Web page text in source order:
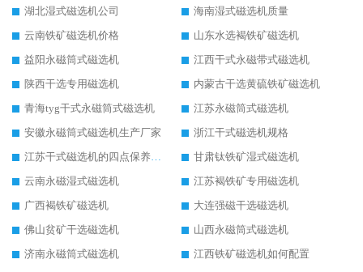
湖北湿式磁选机公司
海南湿式磁选机质量
云南铁矿磁选机价格
山东水选褐铁矿磁选机
益阳永磁筒式磁选机
江西干式永磁带式磁选机
陕西干选专用磁选机
内蒙古干选黄硫铁矿磁选机
青海tyg干式永磁筒式磁选机
江苏永磁筒式磁选机
安徽永磁筒式磁选机生产厂家
浙江干式磁选机规格
江苏干式磁选机的四点保养秘籍
甘肃钛铁矿湿式磁选机
云南永磁湿式磁选机
江苏褐铁矿专用磁选机
广西褐铁矿磁选机
大连强磁干选磁选机
佛山贫矿干选磁选机
山西永磁筒式磁选机
济南永磁筒式磁选机
江西铁矿磁选机如何配置